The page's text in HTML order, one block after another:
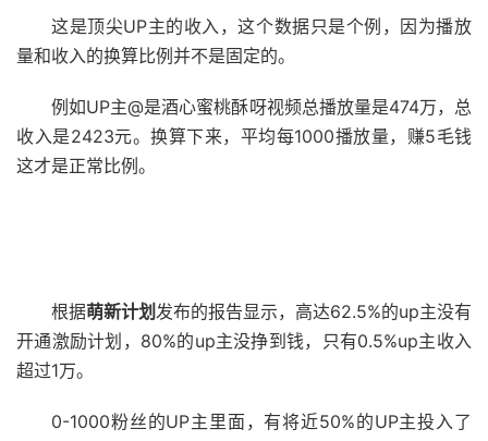
这是顶尖UP主的收入，这个数据只是个例，因为播放
量和收入的换算比例并不是固定的。
例如UP主@是酒心蜜桃酥呀视频总播放量是474万，总
收入是2423元。换算下来，平均每1000播放量，赚5毛钱
这才是正常比例。
根据萌新计划发布的报告显示，高达62.5%的up主没有
开通激励计划，80%的up主没挣到钱，只有0.5%up主收入
超过1万。
0-1000粉丝的UP主里面，有将近50%的UP主投入了